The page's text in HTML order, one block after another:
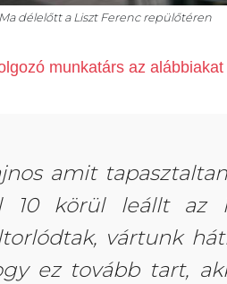
Ma délelőtt a Liszt Ferenc repülőtéren
munkatárs az alábbiakat
amit
10 körül leállt az
vártunk
ez tovább tart,